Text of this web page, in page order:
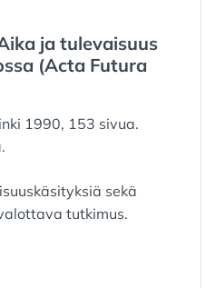
ja tulevaisuus
(Acta Futura
1990, 153 sivua.
sekä
tutkimus.